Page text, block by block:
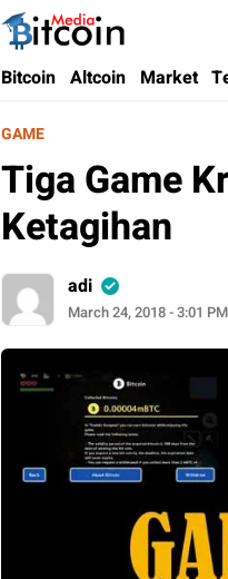
Bitcoin Media Indonesia
Media Bitcoin dan
Bitcoin Altcoin Market
GAME
Tiga Game
Ketagihan
adi
March 24, 2018 - 3:01 PM